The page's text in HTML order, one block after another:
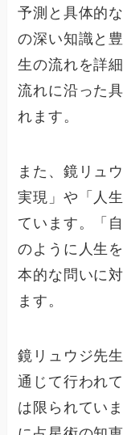
予測と具体的
の深い知識と
生の流れを詳
流れに沿った
れます。
また、鏡リュ
実現」や「人
ています。「
のように人生
本的な問いに
ます。
鏡リュウジ先
通じて行われ
は限られてい